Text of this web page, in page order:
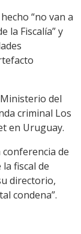
“no van a
la Fiscalía” y
del
criminal Los
en Uruguay.
de
fiscal de
directorio,
condena”.